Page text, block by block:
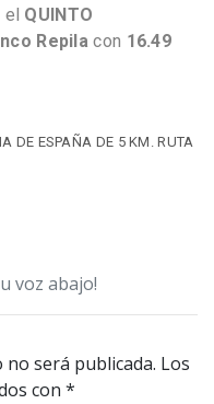
el QUINTO
Repila con 16.49
DE ESPAÑA DE 5 KM. RUTA
voz abajo!
será publicada. Los
con *